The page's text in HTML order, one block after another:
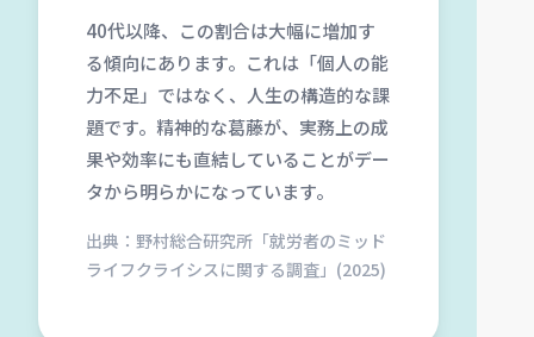
40代以降、この割合は大幅に増加す
る傾向にあります。これは「個人の能
力不足」ではなく、人生の構造的な課
題です。精神的な葛藤が、実務上の成
果や効率にも直結していることがデー
タから明らかになっています。
出典：野村総合研究所「就労者のミッド
ライフクライシスに関する調査」(2025)